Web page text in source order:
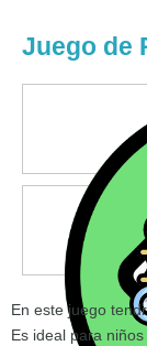
Juego de
En este juego
Es ideal para